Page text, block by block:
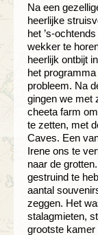
Na een
heerlijke
het ’s-
wekker te
heerlijk ontbijt
het
probleem. Na
gingen we met
cheeta farm
te zetten, met
Caves. Een
Irene ons te
naar de
gestruind te
aantal
zeggen. Het
stalagmieten,
grootste kamer